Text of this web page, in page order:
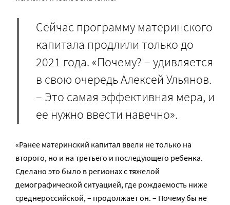
Сейчас программу материнского
капитала продлили только до
2021 года. «Почему? – удивляется
в свою очередь Алексей Ульянов.
– Это самая эффективная мера, и
ее нужно ввести навечно».
«Ранее материнский капитал ввели не только на
второго, но и на третьего и последующего ребенка.
Сделано это было в регионах с тяжелой
демографической ситуацией, где рождаемость ниже
среднероссийской, – продолжает он. – Почему бы не